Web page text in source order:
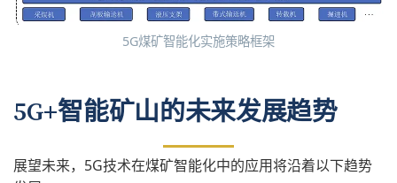
5G煤矿智能化实施策略框架
5G+智能矿山的未来发展趋势
展望未来，5G技术在煤矿智能化中的应用将沿着以下趋势